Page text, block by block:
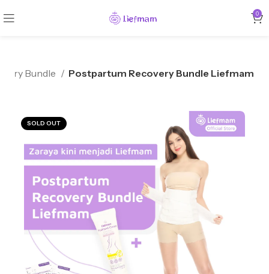
0
Bundle Postpartum Recovery Bundle Liefmam
SOLD OUT